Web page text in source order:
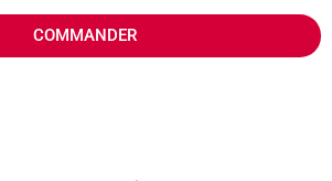
COMMANDER